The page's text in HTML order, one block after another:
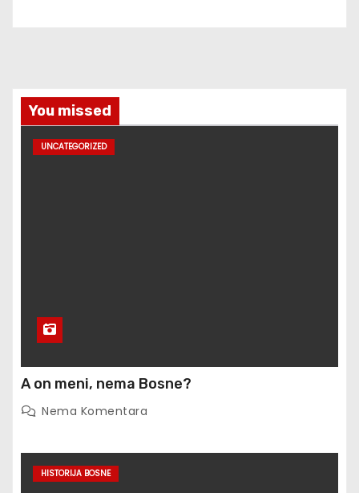
You missed
UNCATEGORIZED
A on meni, nema Bosne?
Nema Komentara
HISTORIJA BOSNE